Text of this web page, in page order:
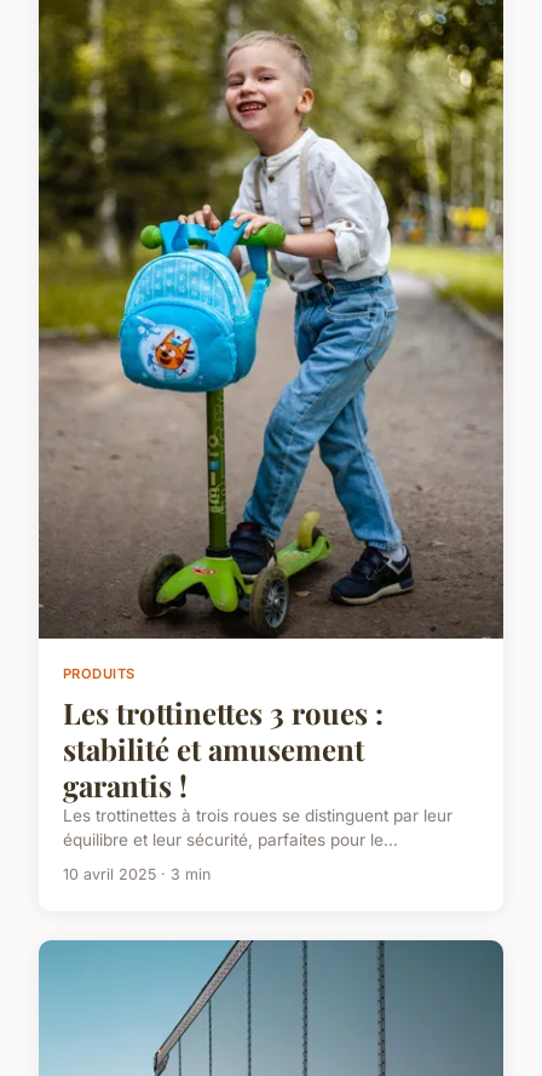
PRODUITS
Les trottinettes 3 roues :
stabilité et amusement
garantis !
Les trottinettes à trois roues se distinguent par leur
équilibre et leur sécurité, parfaites pour le...
10 avril 2025 · 3 min